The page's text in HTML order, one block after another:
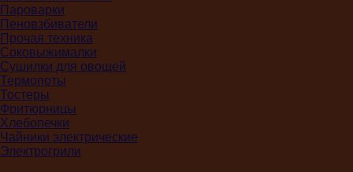
Пароварки
Пеновзбиватели
Прочая техника
Соковыжималки
Сушилки для овощей
Термопоты
Тостеры
Фритюрницы
Хлебопечки
Чайники электрические
Электрогрили